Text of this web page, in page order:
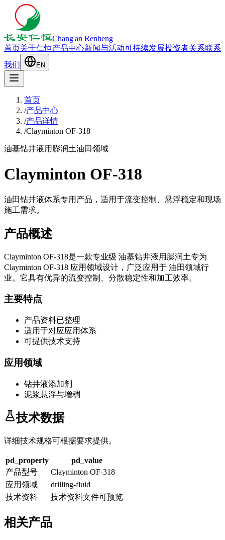
Chang'an Renheng
首页关于仁恒产品中心新闻与活动可持续发展投资者关系联系
我们
EN
首页
/产品中心
/产品详情
/Clayminton OF-318
油基钻井液用膨润土油田领域
Clayminton OF-318
油田钻井液体系专用产品，适用于流变控制、悬浮稳定和现场
施工需求。
产品概述
Clayminton OF-318是一款专业级 油基钻井液用膨润土专为
Clayminton OF-318 应用领域设计，广泛应用于 油田领域行
业。它具有优异的流变控制、分散稳定性和加工效率。
主要特点
产品资料已整理
适用于对应应用体系
可提供技术支持
应用领域
钻井液添加剂
泥浆悬浮与增稠
技术数据
详细技术规格可根据要求提供。
pd_property
pd_value
产品型号
Clayminton OF-318
应用领域
drilling-fluid
技术资料
技术资料文件可预览
相关产品